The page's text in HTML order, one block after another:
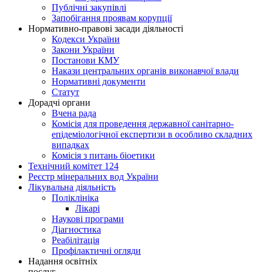
Публічні закупівлі
Запобігання проявам корупції
Нормативно-правові засади діяльності
Кодекси України
Закони України
Постанови КМУ
Накази центральних органів виконавчої влади
Нормативні документи
Статут
Дорадчі органи
Вчена рада
Комісія для проведення державної санітарно-
епідеміологічної експертизи в особливо складних
випадках
Комісія з питань біоетики
Технічний комітет 124
Реєстр мінеральних вод України
Лікувальна діяльність
Поліклініка
Лікарі
Наукові програми
Діагностика
Реабілітація
Профілактичні огляди
Надання освітніх